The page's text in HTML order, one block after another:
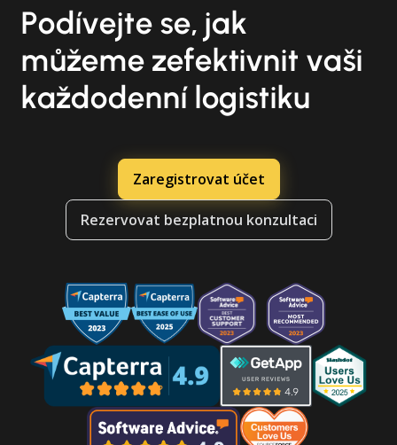
Podívejte se, jak
můžeme zefektivnit vaši
každodenní logistiku
Zaregistrovat účet
Rezervovat bezplatnou konzultaci